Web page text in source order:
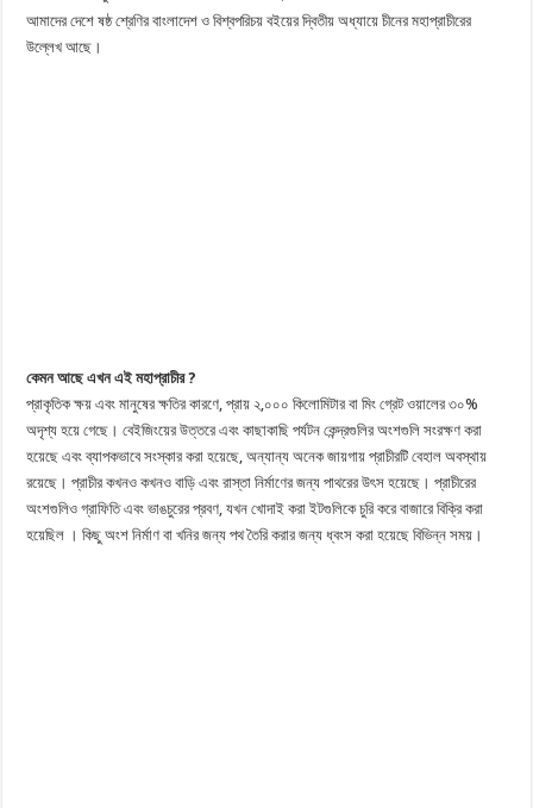
আমাদের দেশে ষষ্ঠ শ্রেণির বাংলাদেশ ও বিশ্বপরিচয় বইয়ের দ্বিতীয় অধ্যায়ে চীনের মহাপ্রাচীরের
উল্লেখ আছে।
কেমন আছে এখন এই মহাপ্রাচীর ?
প্রাকৃতিক ক্ষয় এবং মানুষের ক্ষতির কারণে, প্রায় ২,০০০ কিলোমিটার বা মিং গ্রেট ওয়ালের ৩০%
অদৃশ্য হয়ে গেছে। বেইজিংয়ের উত্তরে এবং কাছাকাছি পর্যটন কেন্দ্রগুলির অংশগুলি সংরক্ষণ করা
হয়েছে এবং ব্যাপকভাবে সংস্কার করা হয়েছে, অন্যান্য অনেক জায়গায় প্রাচীরটি বেহাল অবস্থায়
রয়েছে। প্রাচীর কখনও কখনও বাড়ি এবং রাস্তা নির্মাণের জন্য পাথরের উৎস হয়েছে। প্রাচীরের
অংশগুলিও গ্রাফিতি এবং ভাঙচুরের প্রবণ, যখন খোদাই করা ইটগুলিকে চুরি করে বাজারে বিক্রি করা
হয়েছিল । কিছু অংশ নির্মাণ বা খনির জন্য পথ তৈরি করার জন্য ধ্বংস করা হয়েছে বিভিন্ন সময়।